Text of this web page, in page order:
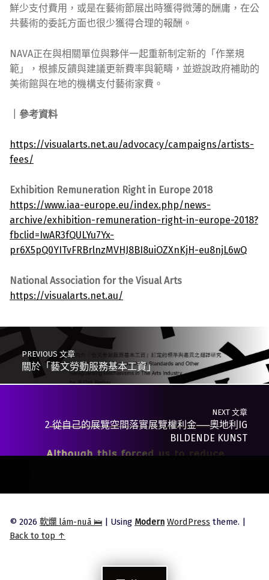
鮮少支付費用，或是在藝術節展出時獲得微薄的酬庸，在公
共藝術的委託方面也很少獲得合理的報酬。
NAVA正在與相關單位與夥伴一起重新制定新的「作業規
範」，根據反饋與建議更新費率與範疇，並遊說政府補助的
美術館與在地的機構支付藝術家費。
｜參考資料
https://visualarts.net.au/advocacy/campaigns/artists-
fees/
Exhibition Remuneration Right in Europe 2018
https://www.iaa-europe.eu/index.php/news-
archive/exhibition-remuneration-right-in-europe-2018?
fbclid=IwAR3fQULYu7Yx-
pr6X5pQ0YITvFRBrlnzMVHJ8BI8uiOZXnKjH-eu8njL6wQ
National Association for the Visual Arts
https://visualarts.net.au/
Post navigation
PREVIOUS 文章
關於「藝文勞動服務基本工資」
NEXT 文章
2 從自己的展覽空間落實展覽權利金──奧地利IG
BILDENDE KUNST
© 2026 軟爛 lám-nuā 🛌 | Using Modern WordPress theme. |
Back to top ↑